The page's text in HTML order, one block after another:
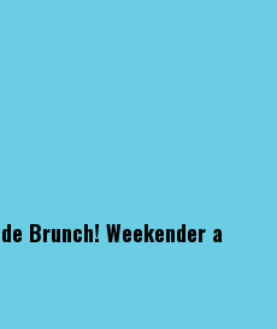
Brunch! Weekender a